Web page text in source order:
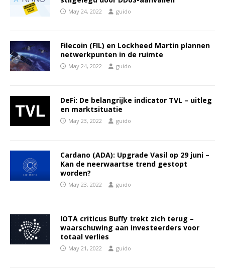
May 24, 2022 guido
Filecoin (FIL) en Lockheed Martin plannen
netwerkpunten in de ruimte
May 24, 2022 guido
DeFi: De belangrijke indicator TVL – uitleg
en marktsituatie
May 23, 2022 guido
Cardano (ADA): Upgrade Vasil op 29 juni –
Kan de neerwaartse trend gestopt
worden?
May 23, 2022 guido
IOTA criticus Buffy trekt zich terug –
waarschuwing aan investeerders voor
totaal verlies
May 21, 2022 guido